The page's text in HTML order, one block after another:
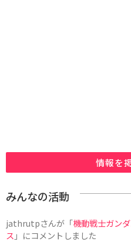
情報を
みんなの活動
jathrutpさんが「機動戦士ガン
ス 」にコメントしました